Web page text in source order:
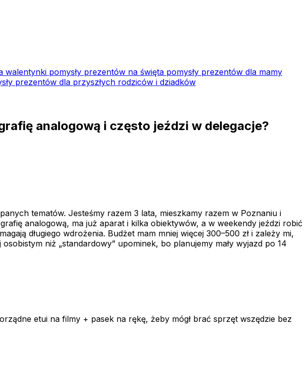
walentynki pomysły prezentów na święta pomysły prezentów dla mamy
prezentów dla przyszłych rodziców i dziadków
analogową i często jeździ w delegacje?
tematów. Jesteśmy razem 3 lata, mieszkamy razem w Poznaniu i
analogową, ma już aparat i kilka obiektywów, a w weekendy jeździ robić
długiego wdrożenia. Budżet mam mniej więcej 300–500 zł i zależy mi,
niż „standardowy” upominek, bo planujemy mały wyjazd po 14
etui na filmy + pasek na rękę, żeby mógł brać sprzęt wszędzie bez